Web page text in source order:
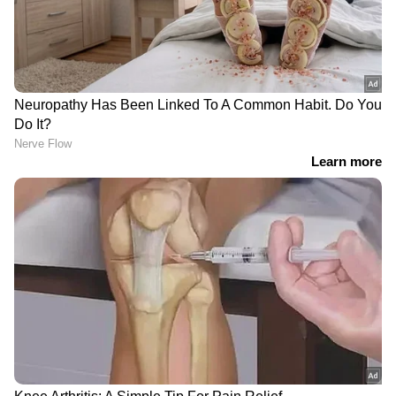
Drishyam 3 OTT: ഒറ്റ
ദിവസം കൊണ്ട് ആഗോള
നേട്ടം; ദൃശ്യം 3 ഒടിടിയിൽ
വിചാരങ്ങൾക്കപ്പുറം
'പുഷ്പ'യെപ്പോലൊരു
വലിയ സിനിമയെന്ന്
സുനിൽ; ക്യൂബ്സ്
വലിയൊരു സ്പേസാണ്
നൽകിയതെന്ന് രവി
വിരാട് കർണ്ണ
നായകനാകുന്ന
മിത്തോളജിക്കൽ
ആക്ഷൻ-അഡ്വഞ്ചറായി
'നാഗബന്ധം' വരുന്നു;